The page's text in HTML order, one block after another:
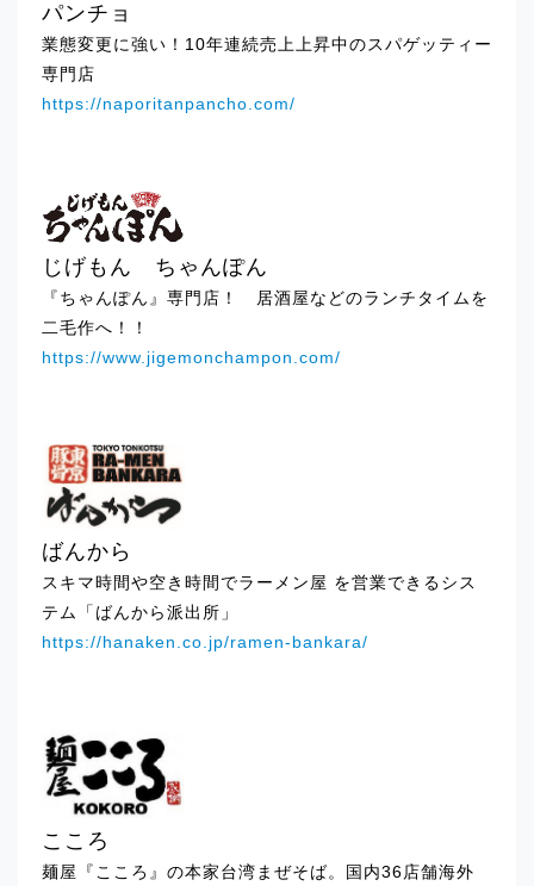
2025.02.28
2025.02.28
イベント出店のお知らせ「エキュート赤
2025.02.28
イベント出店のお知らせ「有楽町マル
2025.01.21
イベント出店のお知らせ「ルミネ町田」
2025.01.21
2025.01.21
イベント出店のお知らせ「東武百貨店池
パンチョ
業態変更に強い！10年連続売上上昇中のスパゲッティー
専門店
https://naporitanpancho.com/
じげもん ちゃんぽん
『ちゃんぽん』専門店！ 居酒屋などのランチタイムを
二毛作へ！！
https://www.jigemonchampon.com/
ばんから
スキマ時間や空き時間でラーメン屋 を営業できるシス
テム「ばんから派出所」
https://hanaken.co.jp/ramen-bankara/
こころ
麺屋『こころ』の本家台湾まぜそば。国内36店舗海外